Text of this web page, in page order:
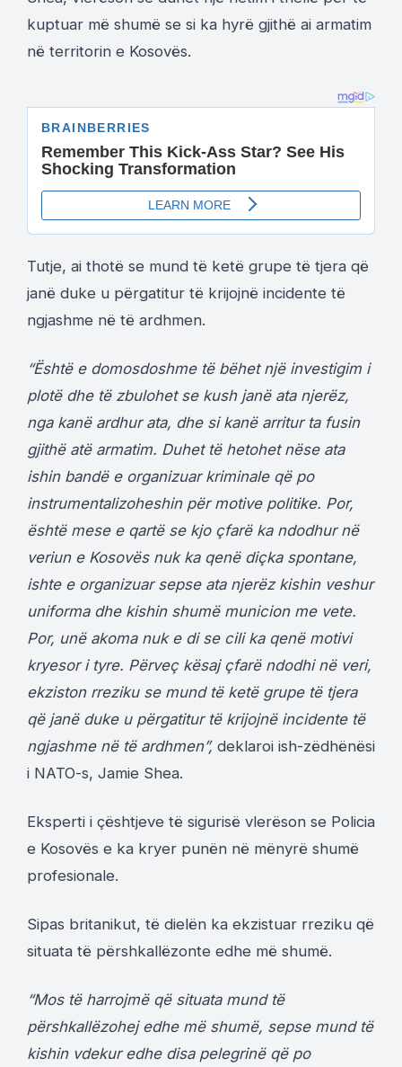
kuptuar më shumë se si ka hyrë gjithë ai armatim
në territorin e Kosovës.
Tutje, ai thotë se mund të ketë grupe të tjera që
janë duke u përgatitur të krijojnë incidente të
ngjashme në të ardhmen.
“Është e domosdoshme të bëhet një investigim i
plotë dhe të zbulohet se kush janë ata njerëz,
nga kanë ardhur ata, dhe si kanë arritur ta fusin
gjithë atë armatim. Duhet të hetohet nëse ata
ishin bandë e organizuar kriminale që po
instrumentalizoheshin për motive politike. Por,
është mese e qartë se kjo çfarë ka ndodhur në
veriun e Kosovës nuk ka qenë diçka spontane,
ishte e organizuar sepse ata njerëz kishin veshur
uniforma dhe kishin shumë municion me vete.
Por, unë akoma nuk e di se cili ka qenë motivi
kryesor i tyre. Përveç kësaj çfarë ndodhi në veri,
ekziston rreziku se mund të ketë grupe të tjera
që janë duke u përgatitur të krijojnë incidente të
ngjashme në të ardhmen”, deklaroi ish-zëdhënësi
i NATO-s, Jamie Shea.
Eksperti i çështjeve të sigurisë vlerëson se Policia
e Kosovës e ka kryer punën në mënyrë shumë
profesionale.
Sipas britanikut, të dielën ka ekzistuar rreziku që
situata të përshkallëzonte edhe më shumë.
“Mos të harrojmë që situata mund të
përshkallëzohej edhe më shumë, sepse mund të
kishin vdekur edhe disa pelegrinë që po